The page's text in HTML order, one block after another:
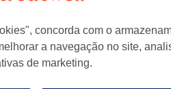
concorda com o
a navegação no site,
de marketing.